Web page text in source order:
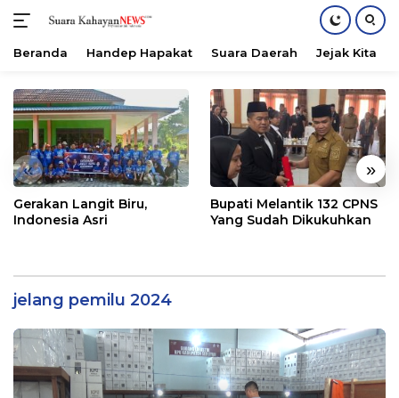
konten
Beranda Handep Hapakat Suara Daerah Jejak Kita
« »
Gerakan Langit Biru,
Indonesia Asri
Bupati Melantik 132 CPNS
Yang Sudah Dikukuhkan
jelang pemilu 2024